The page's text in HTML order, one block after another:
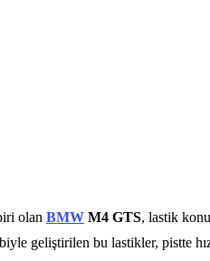
olan BMW M4 GTS, lastik
geliştirilen bu lastikler, pistte